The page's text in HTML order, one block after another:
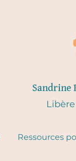
Sandrine
Ressources